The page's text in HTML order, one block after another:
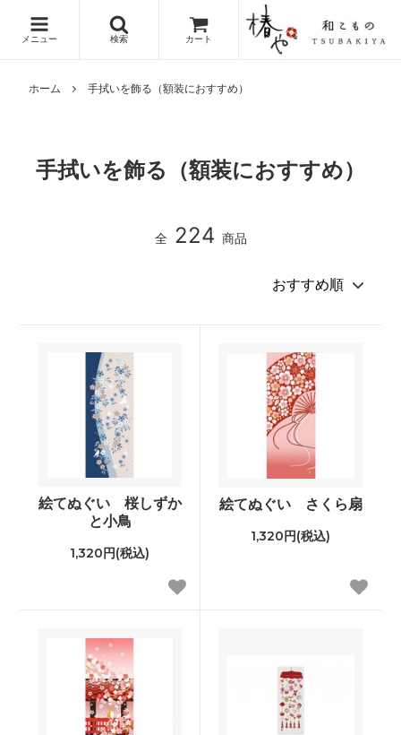
メニュー 検索 カート
ホーム 手拭いを飾る（額装におすすめ）
手拭いを飾る（額装におすすめ）
全 224 商品
絵てぬぐい 桜しずか
と小鳥
1,320円(税込)
絵てぬぐい さくら扇
1,320円(税込)